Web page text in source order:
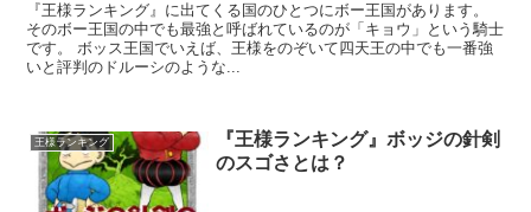
『王様ランキング』に出てくる国のひとつにボー王国があります。
そのボー王国の中でも最強と呼ばれているのが「キョウ」という騎士
です。 ボッス王国でいえば、王様をのぞいて四天王の中でも一番強
いと評判のドルーシのような...
王様ランキング
『王様ランキング』ボッジの針剣
のスゴさとは？